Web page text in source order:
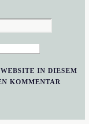
IN DIESEM
KOMMENTAR